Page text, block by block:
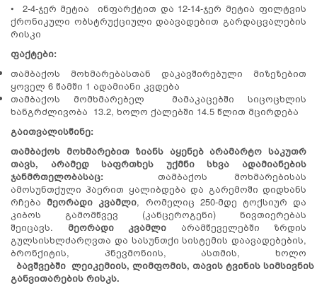
• 2-4-ჯერ მეტია ინფარქტით და 12-14-ჯერ მეტია ფილტვის
ქრონიკული ობსტრუქციული დაავადებით გარდაცვალების
რისკი
ფაქტები:
თამბაქოს მოხმარებასთან დაკავშირებული მიზეზებით
ყოველ 6 წამში 1 ადამიანი კვდება
თამბაქოს მომხმარებელ მამაკაცებში სიცოცხლის
ხანგრძლივობა 13.2, ხოლო ქალებში 14.5 წლით მცირდება
გაითვალისწინე:
თამბაქოს მოხმარებით ზიანს აყენებ არამარტო საკუთრ
თავს, არამედ საფრთხეს უქმნი სხვა ადამიანების
ჯანმრთელობასაც: თამბაქოს მოხმარებისას
ამოსუნთქული ჰაერით ყალიბდება და გარემოში დიდხანს
რჩებამეორადი კვამლი, რომელიც 250-მდე ტოქსიურ და
კიბოს გამომწვევ (კანცეროგენი) ნივთიერებას
შეიცავს. მეორადი კვამლი არამწეველებში ზრდის
გულსისხლძარღვთა და სასუნთქი სისტემის დაავადებების,
ბრონქიტის, პნევმონიის, ასთმის, ხოლო
ბავშვებში ლეიკემიის, ლიმფომის, თავის ტვინის სიმსივნის
განვითარების რისკს.